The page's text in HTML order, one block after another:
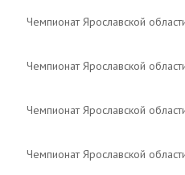
Чемпионат Ярославской
Чемпионат Ярославской
Чемпионат Ярославской
Чемпионат Ярославской